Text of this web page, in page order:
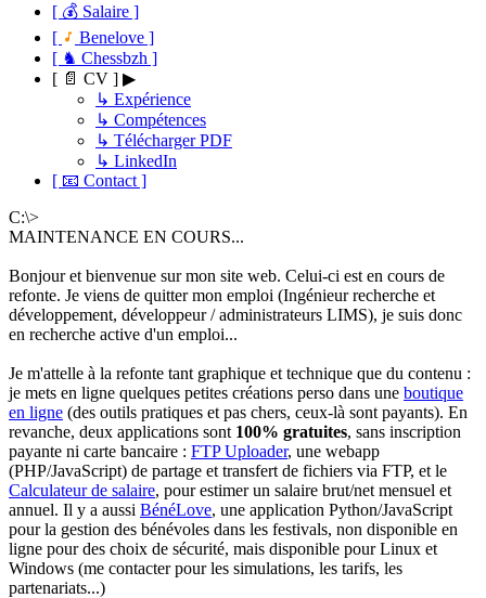
[ 💰 Salaire ]
[
Benelove ]
[ ♞ Chessbzh ]
[ 📄 CV ] ▶
↳ Expérience
↳ Compétences
↳ Télécharger PDF
↳ LinkedIn
[ 📧 Contact ]
C:\>
MAINTENANCE EN COURS...
Bonjour et bienvenue sur mon site web. Celui-ci est en cours de
refonte. Je viens de quitter mon emploi (Ingénieur recherche et
développement, développeur / administrateurs LIMS), je suis donc
en recherche active d'un emploi...
Je m'attelle à la refonte tant graphique et technique que du contenu :
je mets en ligne quelques petites créations perso dans une boutique
en ligne (des outils pratiques et pas chers, ceux-là sont payants). En
revanche, deux applications sont 100% gratuites, sans inscription
payante ni carte bancaire : FTP Uploader, une webapp
(PHP/JavaScript) de partage et transfert de fichiers via FTP, et le
Calculateur de salaire, pour estimer un salaire brut/net mensuel et
annuel. Il y a aussi BénéLove, une application Python/JavaScript
pour la gestion des bénévoles dans les festivals, non disponible en
ligne pour des choix de sécurité, mais disponible pour Linux et
Windows (me contacter pour les simulations, les tarifs, les
partenariats...)